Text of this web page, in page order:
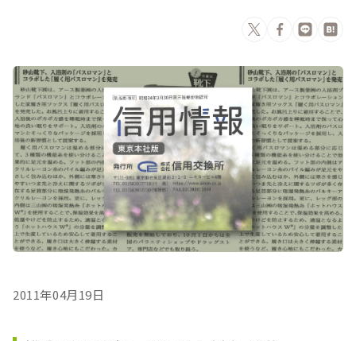
2011年04月19日